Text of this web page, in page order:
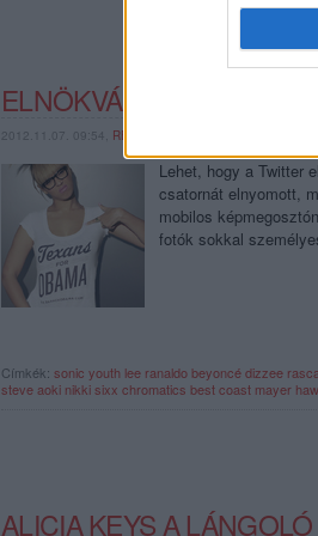
ELNÖKVÁLASZTÓ
2012.11.07. 09:54, RECORDERNEWS
Lehet, hogy a Twitter
csatornát elnyomott,
mobilos
fotók sokkal
Címkék: sonic youth lee ranaldo beyoncédizzee
steve aoki nikki sixx chromatics best coast mayer
ALICIA KEYS A